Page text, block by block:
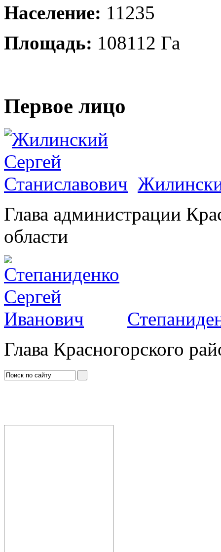
Население: 11235
Площадь: 108112 Га
Первое лицо
Глава администрации
области
Глава Красногорского